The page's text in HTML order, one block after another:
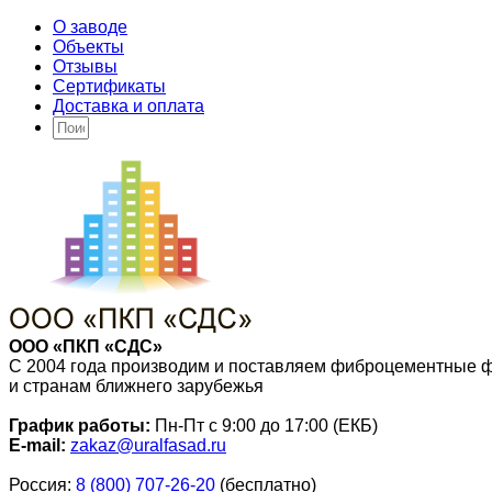
О заводе
Объекты
Отзывы
Сертификаты
Доставка и оплата
ООО «ПКП «СДС»
С 2004 года производим и поставляем фиброцементные
и странам ближнего зарубежья
График работы: Пн-Пт с 9:00 до 17:00 (ЕКБ)
E-mail: zakaz@uralfasad.ru
Россия: 8 (800) 707-26-20 (бесплатно)